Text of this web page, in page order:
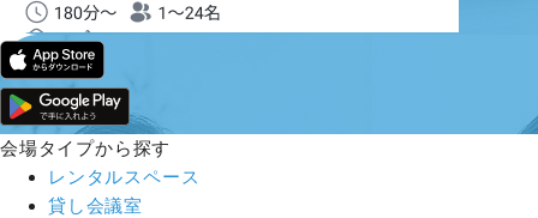
会場タイプから探す
レンタルスペース
貸し会議室